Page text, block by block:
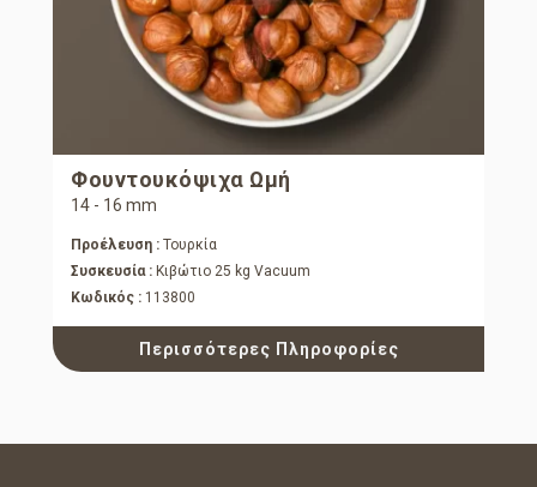
Φουντουκόψιχα Ωμή
14 - 16 mm
Προέλευση : Τουρκία
Συσκευσία : Κιβώτιο 25 kg Vacuum
Κωδικός : 113800
Περισσότερες Πληροφορίες